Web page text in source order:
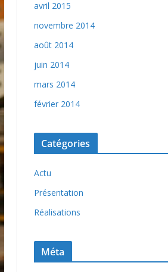
avril 2015
novembre 2014
août 2014
juin 2014
mars 2014
février 2014
Catégories
Actu
Présentation
Réalisations
Méta